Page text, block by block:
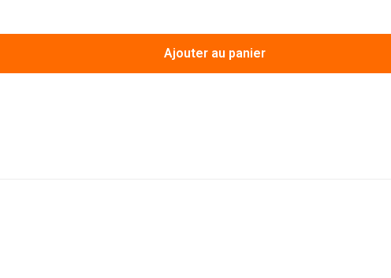
Ajouter au panier